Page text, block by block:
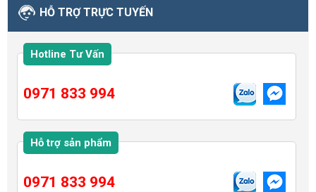
HỖ TRỢ TRỰC TUYẾN
Hotline Tư Vấn
0971 833 994
Hỗ trợ sản phẩm
0971 833 994